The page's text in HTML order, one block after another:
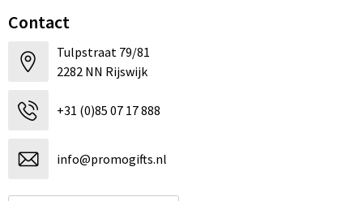
Contact
Tulpstraat 79/81
2282 NN Rijswijk
+31 (0)85 07 17 888
info@promogifts.nl